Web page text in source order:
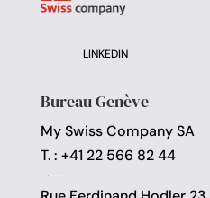
LINKEDIN
Bureau Genève
My Swiss Company SA
T. : +41 22 566 82 44